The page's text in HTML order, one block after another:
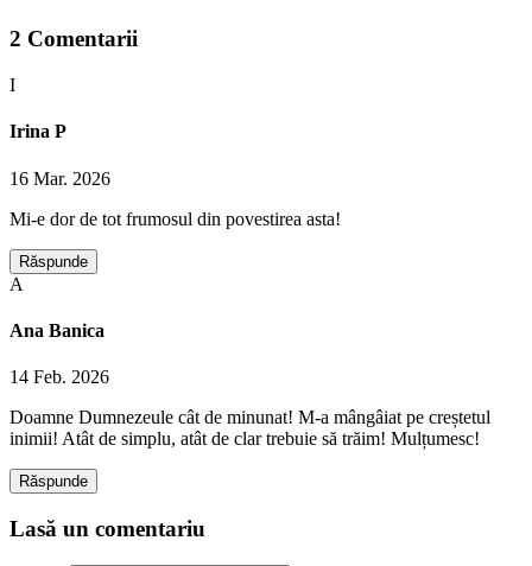
2 Comentarii
I
Irina P
16 Mar. 2026
Mi-e dor de tot frumosul din povestirea asta!
Răspunde
A
Ana Banica
14 Feb. 2026
Doamne Dumnezeule cât de minunat! M-a mângâiat pe creștetul
inimii! Atât de simplu, atât de clar trebuie să trăim! Mulțumesc!
Răspunde
Lasă un comentariu